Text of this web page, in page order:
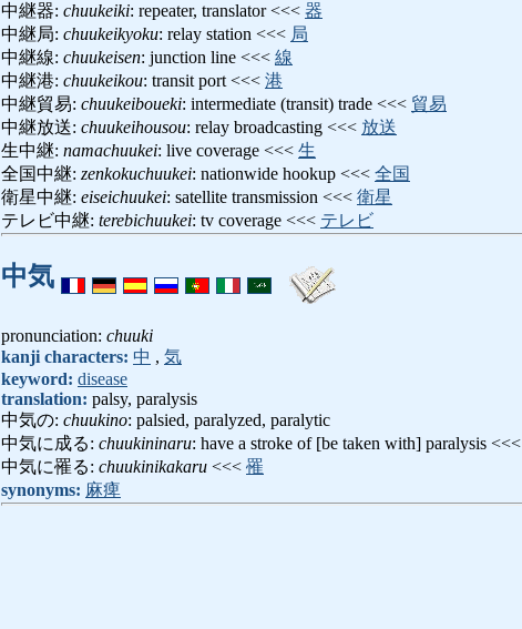
中継器: chuukeiki: repeater, translator <<< 器
中継局: chuukeikyoku: relay station <<< 局
中継線: chuukeisen: junction line <<< 線
中継港: chuukeikou: transit port <<< 港
中継貿易: chuukeiboueki: intermediate (transit) trade <<< 貿易
中継放送: chuukeihousou: relay broadcasting <<< 放送
生中継: namachuukei: live coverage <<< 生
全国中継: zenkokuchuukei: nationwide hookup <<< 全国
衛星中継: eiseichuukei: satellite transmission <<< 衛星
テレビ中継: terebichuukei: tv coverage <<< テレビ
中気
pronunciation: chuuki
kanji characters: 中 , 気
keyword: disease
translation: palsy, paralysis
中気の: chuukino: palsied, paralyzed, paralytic
中気に成る: chuukininaru: have a stroke of [be taken with] paralysis <<<
中気に罹る: chuukinikakaru <<< 罹
synonyms: 麻痺